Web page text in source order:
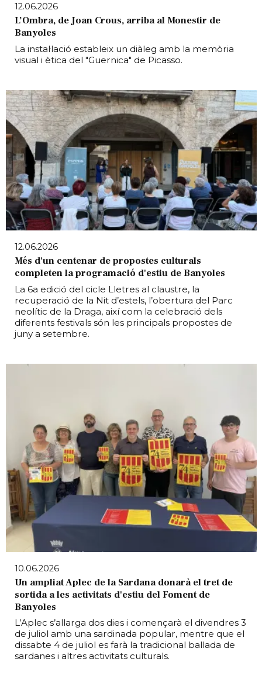
12.06.2026
L’Ombra, de Joan Crous, arriba al Monestir de
Banyoles
La instal·lació estableix un diàleg amb la memòria
visual i ètica del "Guernica" de Picasso.
12.06.2026
Més d'un centenar de propostes culturals
completen la programació d'estiu de Banyoles
La 6a edició del cicle Lletres al claustre, la
recuperació de la Nit d’estels, l’obertura del Parc
neolític de la Draga, així com la celebració dels
diferents festivals són les principals propostes de
juny a setembre.
10.06.2026
Un ampliat Aplec de la Sardana donarà el tret de
sortida a les activitats d'estiu del Foment de
Banyoles
L’Aplec s’allarga dos dies i començarà el divendres 3
de juliol amb una sardinada popular, mentre que el
dissabte 4 de juliol es farà la tradicional ballada de
sardanes i altres activitats culturals.